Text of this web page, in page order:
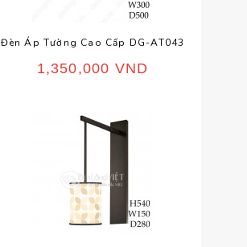
Đèn Áp Tường Cao Cấp DG-AT043
1,350,000 VND